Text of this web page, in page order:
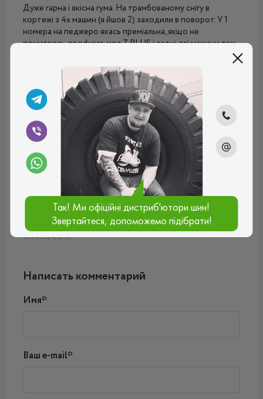
Дуже гарна і якісна гума. На трамбованому снігу в
кортежі з 4х машин (я йшов 2) заходили в поворот. У 1
номера на педжеро якась преміальна, якщо не
помиляюсь goodyear, моя Z PLUS і задні дві машини теж
пройшли а задні ловили машини по всій дорозі. В
капратах на гірше преміальних вигрібала на всі гори. 4
сезони відкатав (в середньому по 70 км в день)
протектор ще досить гарний. На пару сезонів точно
вистачить.
Рейтинг:
(5.0)
Плюсы:
Тримає дорогу, вигрібає, зносостійка не
ексклюзивна (якщо порізав то пішов і купив нову а не
шукаєш по всіх базарах одне колесо яке вже не
імпортують), УКРАЇНСЬКА!!!
Хоч і робиться в Україні і не потребує затрат на
імпорт, дорожча деяких китайських, не гіршщих за
якістю, але через рік, якщо треба буде, можна не знайти
одне колесо
25.04.2024, 15:10
Написать комментарий
Имя*
Ваш e-mail*
Так! Ми офіційні дистриб'ютори шин!
Звертайтеся, допоможемо підібрати!